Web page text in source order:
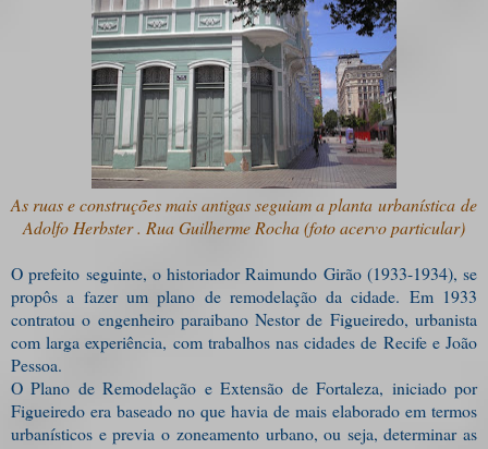
As ruas e construções mais antigas seguiam a planta urbanística de
Adolfo Herbster . Rua Guilherme Rocha (foto acervo particular)
O prefeito seguinte, o historiador Raimundo Girão (1933-1934), se
propôs a fazer um plano de remodelação da cidade. Em 1933
contratou o engenheiro paraibano Nestor de Figueiredo, urbanista
com larga experiência, com trabalhos nas cidades de Recife e João
Pessoa.
O Plano de Remodelação e Extensão de Fortaleza, iniciado por
Figueiredo era baseado no que havia de mais elaborado em termos
urbanísticos e previa o zoneamento urbano, ou seja, determinar as